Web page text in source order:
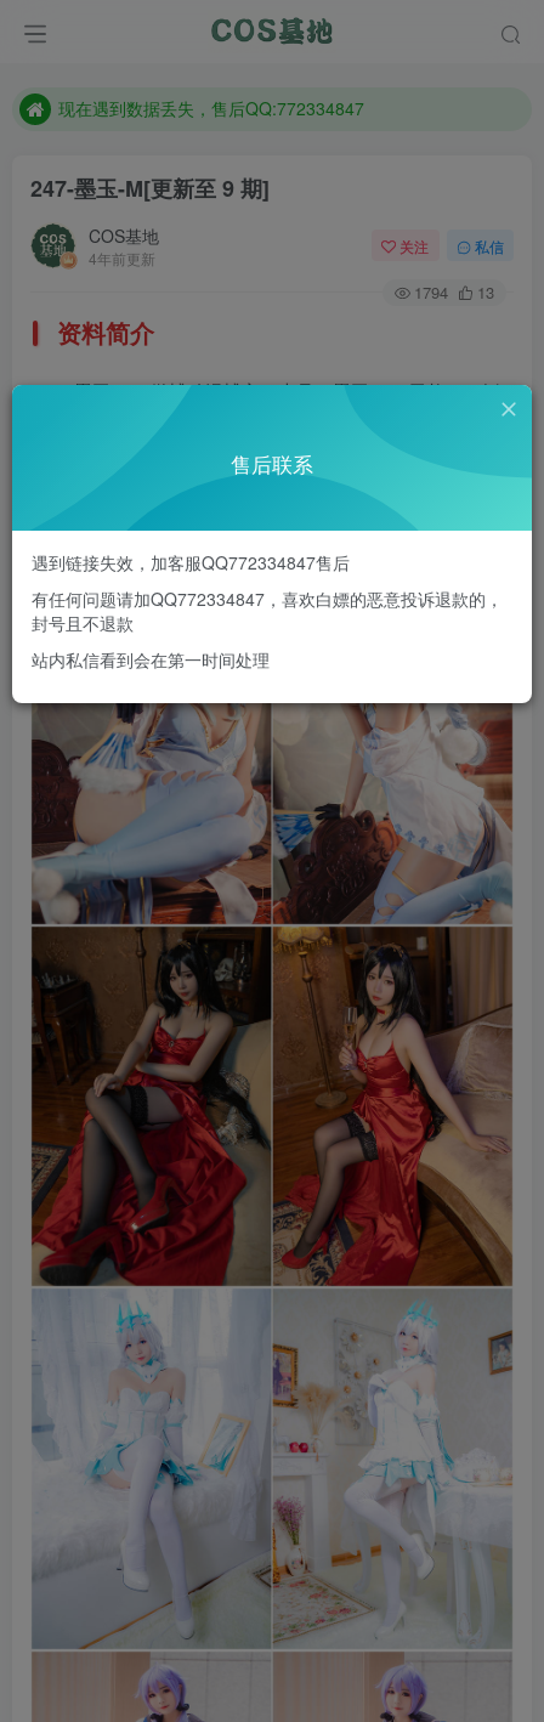
现在遇到数据丢失，售后QQ:772334847
防失联：百度搜索《趣画刊》，实时查看最新站点。
247-墨玉-M[更新至 9 期]
COS基地
4年前更新
关注 私信
1794 13
资料简介
墨玉-M，微博动漫博主，大号@墨玉-M（已炸）。挺
好看的一个妹子，作品再少也挡不住我要分享的欲望。微
部分预览
售后联系
遇到链接失效，加客服QQ772334847售后
有任何问题请加QQ772334847，喜欢白嫖的恶意投诉退款的，
封号且不退款
站内私信看到会在第一时间处理